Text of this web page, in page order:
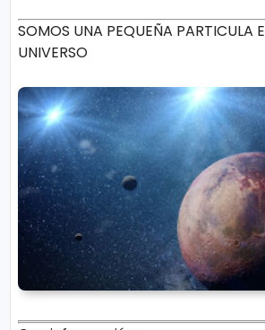
SOMOS UNA PEQUEÑA PARTICULA
UNIVERSO